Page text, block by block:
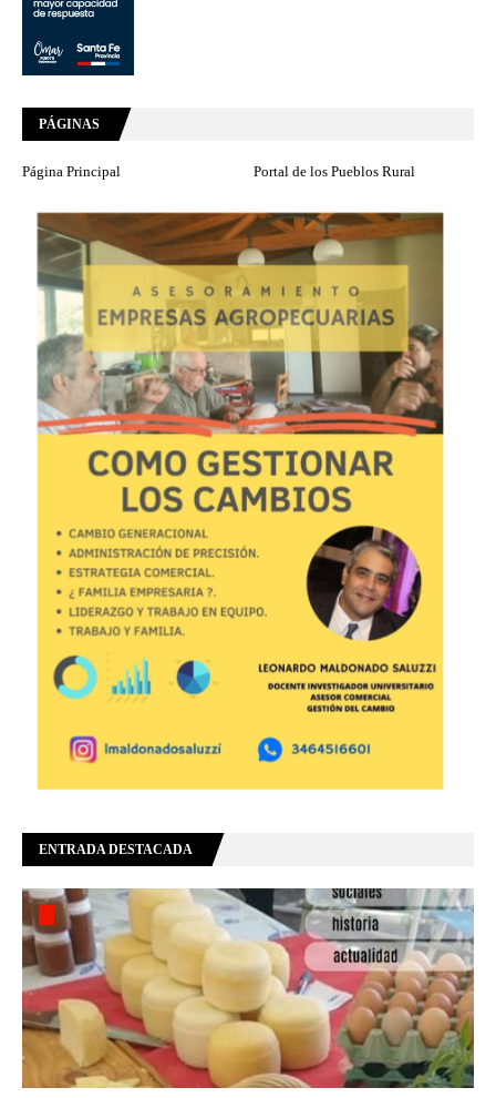
PÁGINAS
Página Principal Portal de los Pueblos Rural
ENTRADA DESTACADA